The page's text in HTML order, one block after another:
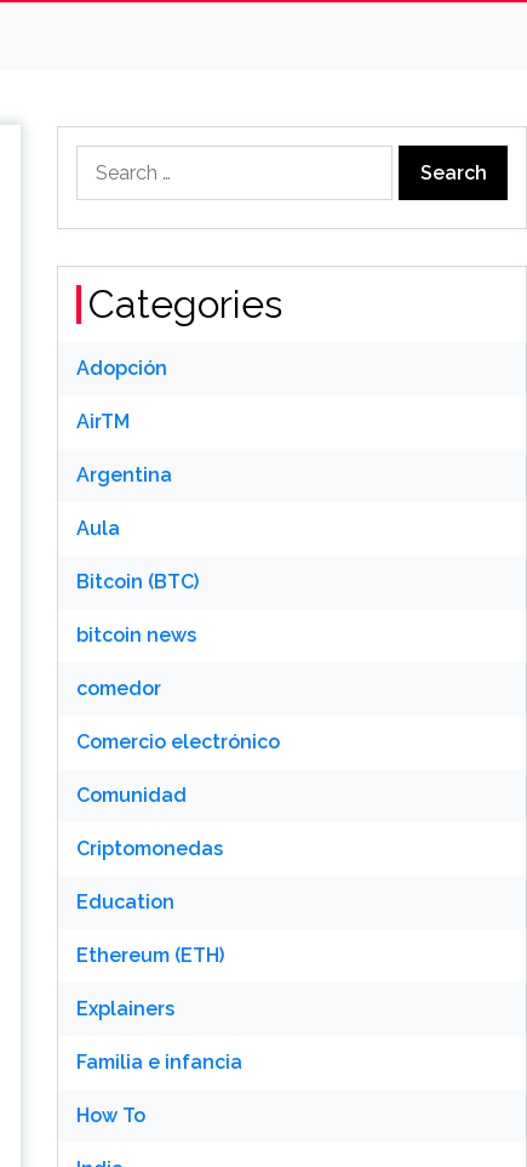
for:
Categories
Adopción
AirTM
Argentina
Aula
Bitcoin (BTC)
bitcoin news
comedor
Comercio electrónico
Comunidad
Criptomonedas
Education
Ethereum (ETH)
Explainers
Familia e infancia
How To